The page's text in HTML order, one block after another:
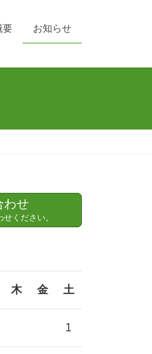
要 お知らせ
わせ
ください。
木 金 土
1